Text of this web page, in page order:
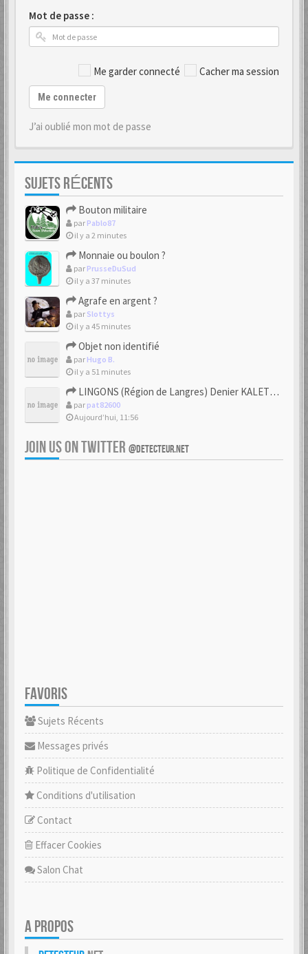
Mot de passe :
Me garder connecté Cacher ma session
Me connecter
J’ai oublié mon mot de passe
SUJETS RÉCENTS
Bouton militaire
par Pablo87
il y a 2 minutes
Monnaie ou boulon ?
par PrusseDuSud
il y a 37 minutes
Agrafe en argent ?
par Slottys
il y a 45 minutes
Objet non identifié
par Hugo B.
il y a 51 minutes
LINGONS (Région de Langres) Denier KALETEDOY à la rouelle
par pat82600
Aujourd’hui, 11:56
JOIN US ON TWITTER @DETECTEUR.NET
FAVORIS
Sujets Récents
Messages privés
Politique de Confidentialité
Conditions d'utilisation
Contact
Effacer Cookies
Salon Chat
A PROPOS